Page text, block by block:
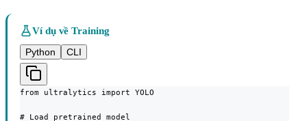
Ví dụ về Training
Python
CLI
from ultralytics import YOLO
# Load pretrained model